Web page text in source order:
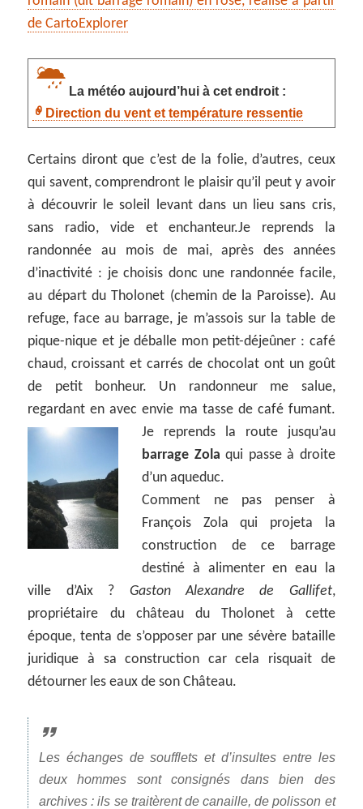
de CartoExplorer
La météo aujourd’hui à cet endroit :
Direction du vent et température ressentie
Certains diront que c’est de la folie, d’autres, ceux
qui savent, comprendront le plaisir qu’il peut y avoir
à découvrir le soleil levant dans un lieu sans cris,
sans radio, vide et enchanteur.Je reprends la
randonnée au mois de mai, après des années
d’inactivité : je choisis donc une randonnée facile,
au départ du Tholonet (chemin de la Paroisse). Au
refuge, face au barrage, je m’assois sur la table de
pique-nique et je déballe mon petit-déjeûner : café
chaud, croissant et carrés de chocolat ont un goût
de petit bonheur. Un randonneur me salue,
regardant en avec envie ma tasse de café fumant.
Je reprends la route jusqu’au
barrage Zola qui passe à droite
d’un aqueduc.
Comment ne pas penser à
François Zola qui projeta la
construction de ce barrage
destiné à alimenter en eau la
ville d’Aix ? Gaston Alexandre de Gallifet,
propriétaire du château du Tholonet à cette
époque, tenta de s’opposer par une sévère bataille
juridique à sa construction car cela risquait de
détourner les eaux de son Château.
Les échanges de soufflets et d’insultes entre les
deux hommes sont consignés dans bien des
archives : ils se traitèrent de canaille, de polisson et